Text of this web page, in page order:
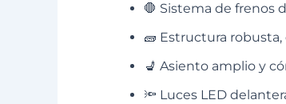
🛑 Sistema de frenos
🧱 Estructura
💺 Asiento amplio y
🔦 Luces LED